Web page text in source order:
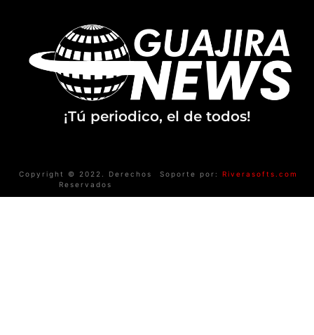
¡Tú periodico, el de todos!
Copyright © 2022. Derechos
Reservados
Soporte por: Riverasofts.com